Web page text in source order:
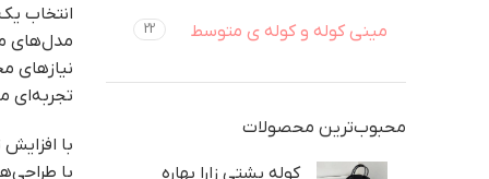
مینی کوله و کوله ی متوسط 22
محبوب‌ترین محصولات
کوله پشتی زارا بهاره
انتخاب
مدل‌های
نیازهای
تجربه‌ای
با
با